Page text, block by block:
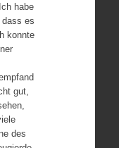
habe
es
konnte
gut,
des